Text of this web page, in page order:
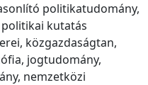
politikatudomány,
kutatás
közgazdaságtan,
jogtudomány,
nemzetközi